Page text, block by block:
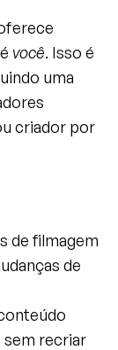
você. Isso é
uma
criador por
de filmagem
de
sem recriar